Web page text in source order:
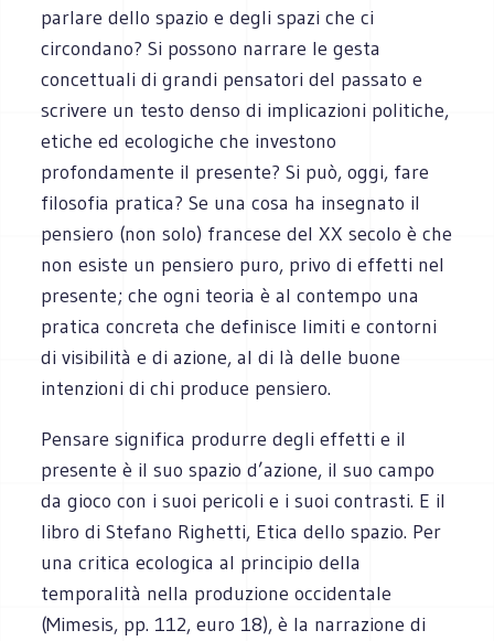
parlare dello spazio e degli spazi che ci
circondano? Si possono narrare le gesta
concettuali di grandi pensatori del passato e
scrivere un testo denso di implicazioni politiche,
etiche ed ecologiche che investono
profondamente il presente? Si può, oggi, fare
filosofia pratica? Se una cosa ha insegnato il
pensiero (non solo) francese del XX secolo è che
non esiste un pensiero puro, privo di effetti nel
presente; che ogni teoria è al contempo una
pratica concreta che definisce limiti e contorni
di visibilità e di azione, al di là delle buone
intenzioni di chi produce pensiero.
Pensare significa produrre degli effetti e il
presente è il suo spazio d’azione, il suo campo
da gioco con i suoi pericoli e i suoi contrasti. E il
libro di Stefano Righetti, Etica dello spazio. Per
una critica ecologica al principio della
temporalità nella produzione occidentale
(Mimesis, pp. 112, euro 18), è la narrazione di